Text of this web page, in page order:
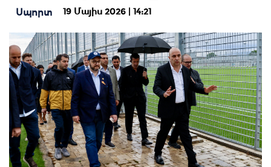
Սպորտ 19 Մայիս 2026 | 14:21